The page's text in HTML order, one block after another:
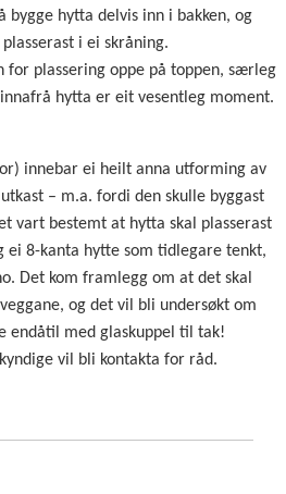
bygge hytta delvis inn i bakken, og
i ei skråning.
for plassering oppe på toppen, særleg
hytta er eit vesentleg moment.
innebar ei heilt anna utforming av
– m.a. fordi den skulle byggast
vart bestemt at hytta skal plasserast
ei 8-kanta hytte som tidlegare tenkt,
Det kom framlegg om at det skal
og det vil bli undersøkt om
endåtil med glaskuppel til tak!
vil bli kontakta for råd.